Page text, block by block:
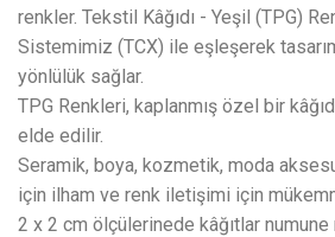
renkler. Tekstil Kâğıdı - Yeşil (TPG)
Sistemimiz (TCX) ile eşleşerek
yönlülük sağlar.
TPG Renkleri, kaplanmış özel bir
elde edilir.
Seramik, boya, kozmetik, moda
için ilham ve renk iletişimi için
2 x 2 cm ölçülerinede kâğıtlar